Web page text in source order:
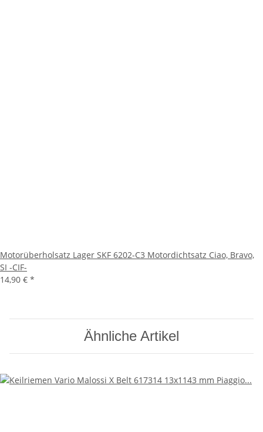
Motorüberholsatz Lager SKF 6202-C3 Motordichtsatz Ciao, Bravo,
SI -CIF-
14,90 € *
Ähnliche Artikel